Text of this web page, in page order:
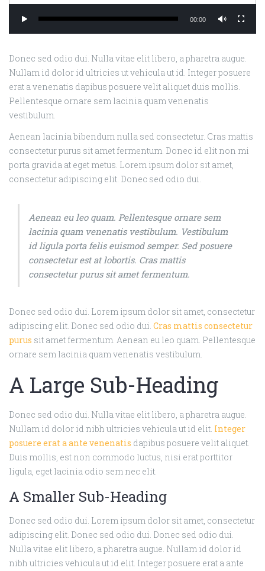
00:00
Donec sed odio dui. Nulla vitae elit libero, a pharetra augue.
Nullam id dolor id ultricies ut vehicula ut id. Integer posuere
erat a venenatis dapibus posuere velit aliquet duis mollis.
Pellentesque ornare sem lacinia quam venenatis
vestibulum.
Aenean lacinia bibendum nulla sed consectetur. Cras mattis
consectetur purus sit amet fermentum. Donec id elit non mi
porta gravida at eget metus. Lorem ipsum dolor sit amet,
consectetur adipiscing elit. Donec sed odio dui.
Aenean eu leo quam. Pellentesque ornare sem
lacinia quam venenatis vestibulum. Vestibulum
id ligula porta felis euismod semper. Sed posuere
consectetur est at lobortis. Cras mattis
consectetur purus sit amet fermentum.
Donec sed odio dui. Lorem ipsum dolor sit amet, consectetur
adipiscing elit. Donec sed odio dui. Cras mattis consectetur
purus sit amet fermentum. Aenean eu leo quam. Pellentesque
ornare sem lacinia quam venenatis vestibulum.
A Large Sub-Heading
Donec sed odio dui. Nulla vitae elit libero, a pharetra augue.
Nullam id dolor id nibh ultricies vehicula ut id elit. Integer
posuere erat a ante venenatis dapibus posuere velit aliquet.
Duis mollis, est non commodo luctus, nisi erat porttitor
ligula, eget lacinia odio sem nec elit.
A Smaller Sub-Heading
Donec sed odio dui. Lorem ipsum dolor sit amet, consectetur
adipiscing elit. Donec sed odio dui. Donec sed odio dui.
Nulla vitae elit libero, a pharetra augue. Nullam id dolor id
nibh ultricies vehicula ut id elit. Integer posuere erat a ante